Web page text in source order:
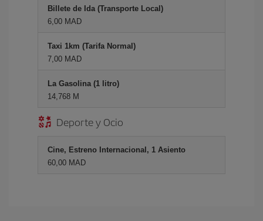
Billete de Ida (Transporte Local)
6,00 MAD
Taxi 1km (Tarifa Normal)
7,00 MAD
La Gasolina (1 litro)
14,768 M
Deporte y Ocio
Cine, Estreno Internacional, 1 Asiento
60,00 MAD